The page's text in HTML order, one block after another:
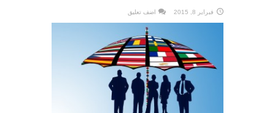
فبراير 8, 2015 اضف تعليق